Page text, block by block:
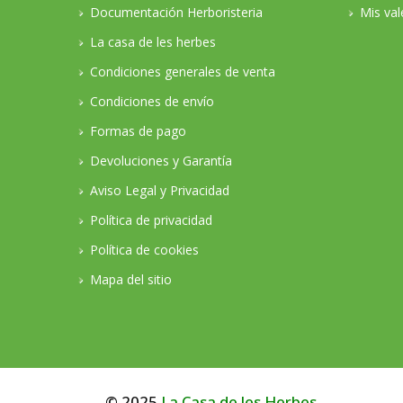
Documentación Herboristeria
La casa de les herbes
Condiciones generales de venta
Condiciones de envío
Formas de pago
Devoluciones y Garantía
Aviso Legal y Privacidad
Política de privacidad
Política de cookies
Mapa del sitio
Mis